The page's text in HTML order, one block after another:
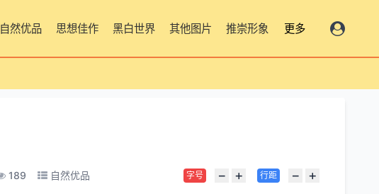
自然优品 思想佳作 黑白世界 其他图片 推崇形象 更多
189 自然优品 字号 − + 行距 − +